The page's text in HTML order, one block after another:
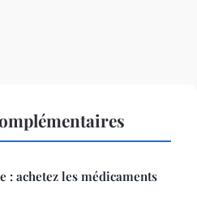
: achetez les médicaments